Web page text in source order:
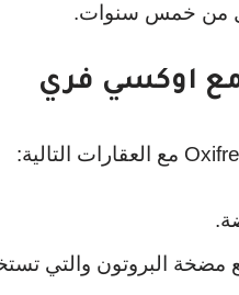
من خمس سنوات.
مع اوكسي فري
مضخة البروتون والتي